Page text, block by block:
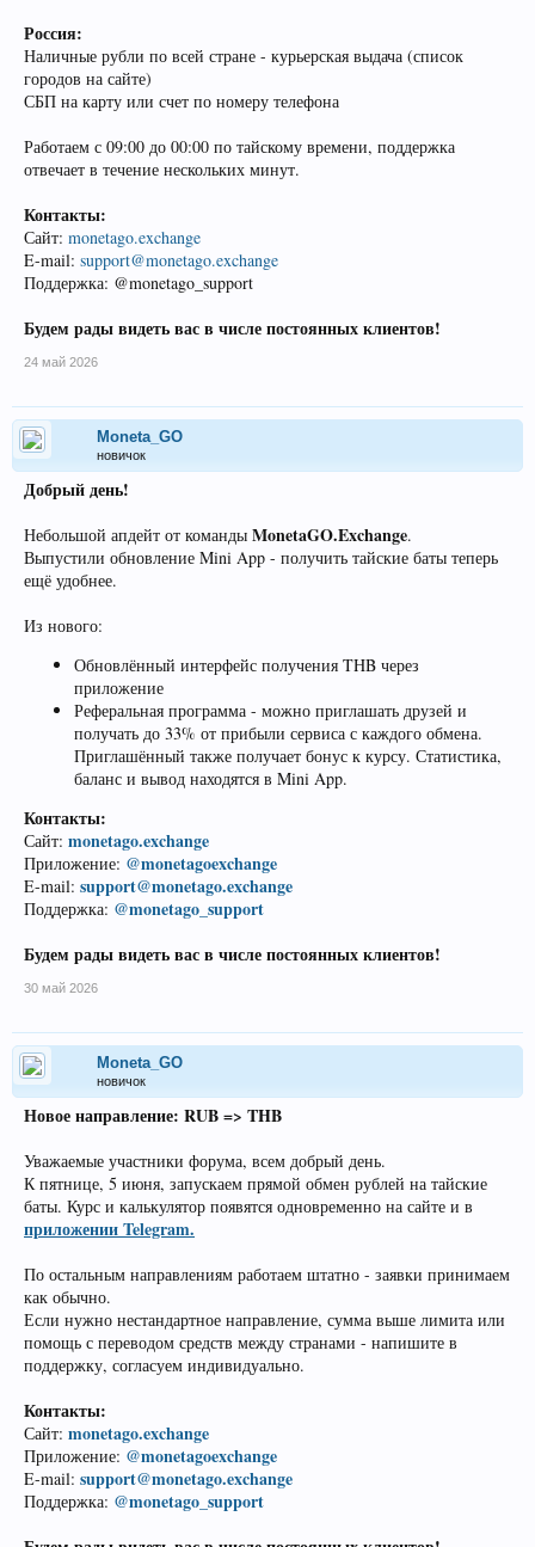
Россия:
Наличные рубли по всей стране - курьерская выдача (список
городов на сайте)
СБП на карту или счет по номеру телефона
Работаем с 09:00 до 00:00 по тайскому времени, поддержка
отвечает в течение нескольких минут.
Контакты:
Сайт: monetago.exchange
E-mail: support@monetago.exchange
Поддержка: @monetago_support
Будем рады видеть вас в числе постоянных клиентов!
24 май 2026
Moneta_GO
новичок
Добрый день!
Небольшой апдейт от команды MonetaGO.Exchange.
Выпустили обновление Mini App - получить тайские баты теперь
ещё удобнее.
Из нового:
Обновлённый интерфейс получения THB через
приложение
Реферальная программа - можно приглашать друзей и
получать до 33% от прибыли сервиса с каждого обмена.
Приглашённый также получает бонус к курсу. Статистика,
баланс и вывод находятся в Mini App.
Контакты:
Сайт: monetago.exchange
Приложение: @monetagoexchange
E-mail: support@monetago.exchange
Поддержка: @monetago_support
Будем рады видеть вас в числе постоянных клиентов!
30 май 2026
Moneta_GO
новичок
Новое направление: RUB => THB
Уважаемые участники форума, всем добрый день.
К пятнице, 5 июня, запускаем прямой обмен рублей на тайские
баты. Курс и калькулятор появятся одновременно на сайте и в
приложении Telegram.
По остальным направлениям работаем штатно - заявки принимаем
как обычно.
Если нужно нестандартное направление, сумма выше лимита или
помощь с переводом средств между странами - напишите в
поддержку, согласуем индивидуально.
Контакты:
Сайт: monetago.exchange
Приложение: @monetagoexchange
E-mail: support@monetago.exchange
Поддержка: @monetago_support